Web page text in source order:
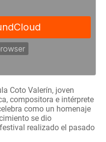
Coto Valerín, joven
compositora e intérprete
como un homenaje
se dio
realizado el pasado